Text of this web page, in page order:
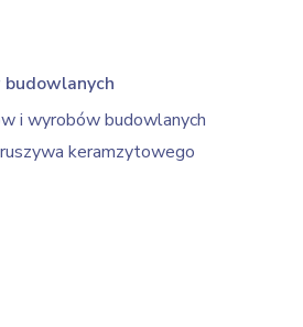
budowlanych
i wyrobów budowlanych
keramzytowego